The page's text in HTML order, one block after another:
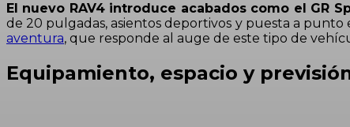
El nuevo RAV4 introduce acabados como el GR
de 20 pulgadas, asientos deportivos y puesta a
aventura, que responde al auge de este tipo de
Equipamiento, espacio y